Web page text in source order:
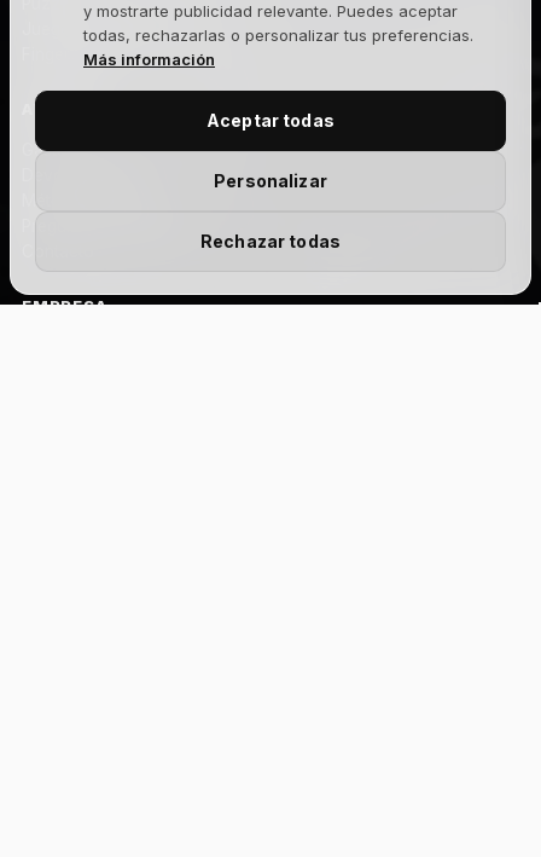
y mostrarte publicidad relevante. Puedes aceptar
todas, rechazarlas o personalizar tus preferencias.
Más información
Rechazar todas
Personalizar
Aceptar todas
Juegos de habilidad
Fingerboard
AYUDA
Gastos y plazos de envío
Métodos de pago
Preguntas frecuentes
EMPRESA